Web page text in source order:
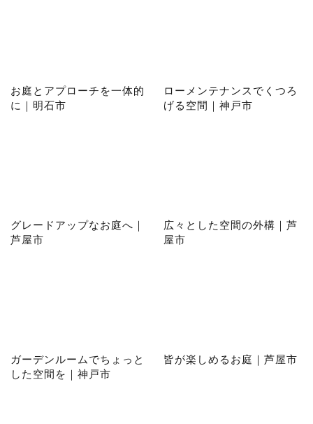
お庭とアプローチを一体的
に｜明石市
ローメンテナンスでくつろ
げる空間｜神戸市
グレードアップなお庭へ｜
芦屋市
広々とした空間の外構｜芦
屋市
ガーデンルームでちょっと
した空間を｜神戸市
皆が楽しめるお庭｜芦屋市